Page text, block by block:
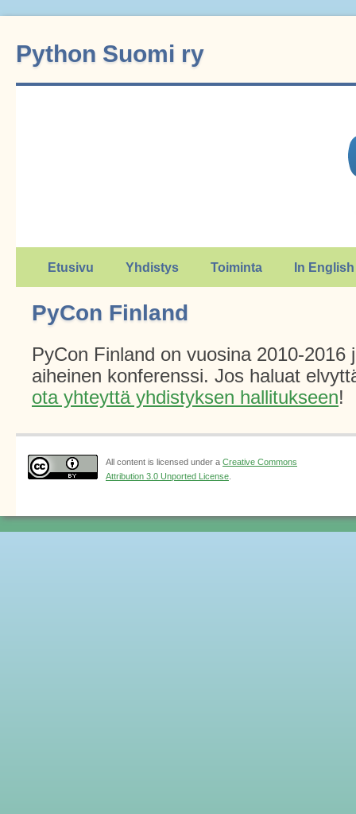
Python Suomi ry
Etusivu Yhdistys Toiminta In English
PyCon Finland
PyCon Finland on vuosina 2010-2016
aiheinen konferenssi. Jos haluat
ota yhteyttä yhdistyksen hallitukseen!
All content is licensed under a Creative Commons
Attribution 3.0 Unported License